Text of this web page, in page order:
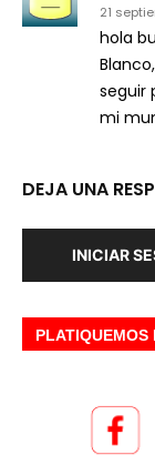
21
hola
seguir
mi
DEJA UNA
INICIAR
PLATIQUEMOS